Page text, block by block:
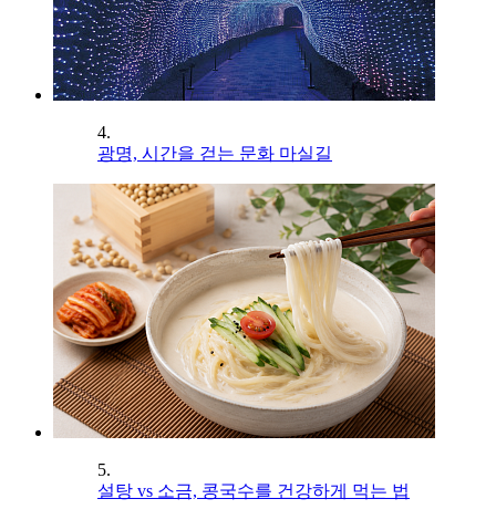
4.
광명, 시간을 걷는 문화 마실길
5.
설탕 vs 소금, 콩국수를 건강하게 먹는 법